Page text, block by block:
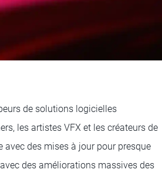
de solutions logicielles
les artistes VFX et les créateurs de
des mises à jour pour presque
des améliorations massives des